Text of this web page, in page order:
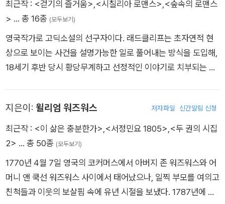
최근작 : <걷기의 즐거움> <시칠리아 로맨스> <숲속의 로맨스
> … 총 16종 (모두보기)
영국작가로 고딕소설의 선구자이다. 래드클리프는 초자연적 현
상으로 보이는 사건을 설명가능한 일로 풀어내는 방식을 도입해,
18세기 후반 당시 황당무계하고 선정적인 이야기로 치부되는 고
가에 의해 “로맨스 작가들의 셰익스피어”라는 찬사를 얻었다. 런
던에서 상인의 딸로 태어난 앤 워드는 런던과 첼시, 바스에서 비
교적 조용한 유년시절을 보냈다. 1787년 옥스퍼드 출신 언론인
며 혼자만의 시간을 글을 쓰는 데 보냈다. 소설로 벌어들인 돈으
로 남편과 반려견을 데리고 여행을 즐겼다. 다섯 권의 소설을 쓰
고 나서 창작활동을 하지 않았으며 세상에 모습을 드러내지 않아
지은이: 윌리엄 워즈워스 저자파일 신간알림 신청
최근작 : <이 삶은 충분한가> <서정민요 1805> <두 권의 시집
2> … 총 50종 (모두보기)
1770년 4월 7일 영국의 코커머스에서 아버지 존 워즈워스와 어
머니 앤 쿡선 워즈워스 사이에서 태어났으나, 일찍 부모를 여의고
친척들과 이웃의 보살핌 속에 유년 시절을 보냈다. 1787년에 케